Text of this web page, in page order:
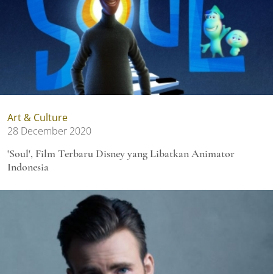
Art & Culture
28 December 2020
'Soul', Film Terbaru Disney yang Libatkan Animator
Indonesia